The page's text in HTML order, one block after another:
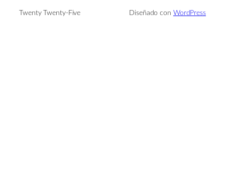
Twenty Twenty-Five Diseñado con WordPress